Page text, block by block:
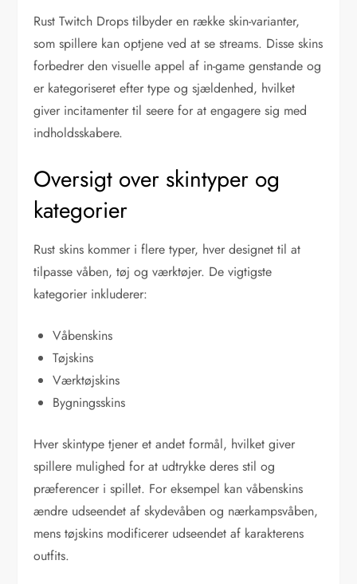
Rust Twitch Drops tilbyder en række skin-varianter,
som spillere kan optjene ved at se streams. Disse skins
forbedrer den visuelle appel af in-game genstande og
er kategoriseret efter type og sjældenhed, hvilket
giver incitamenter til seere for at engagere sig med
indholdsskabere.
Oversigt over skintyper og
kategorier
Rust skins kommer i flere typer, hver designet til at
tilpasse våben, tøj og værktøjer. De vigtigste
kategorier inkluderer:
Våbenskins
Tøjskins
Værktøjskins
Bygningsskins
Hver skintype tjener et andet formål, hvilket giver
spillere mulighed for at udtrykke deres stil og
præferencer i spillet. For eksempel kan våbenskins
ændre udseendet af skydevåben og nærkampsvåben,
mens tøjskins modificerer udseendet af karakterens
outfits.